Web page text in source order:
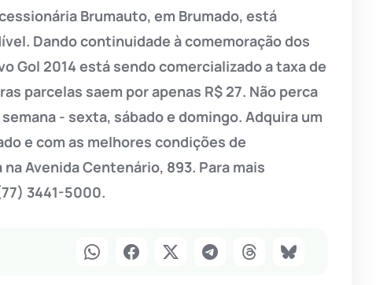
Brumauto, em Brumado, está
Dando continuidade à comemoração dos
Gol 2014 está sendo comercializado a taxa de
parcelas saem por apenas R$ 27. Não perca
- sexta, sábado e domingo. Adquira um
e com as melhores condições de
Avenida Centenário, 893. Para mais
3441-5000.